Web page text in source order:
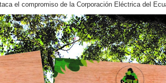
el compromiso de la Corporación Eléctrica del